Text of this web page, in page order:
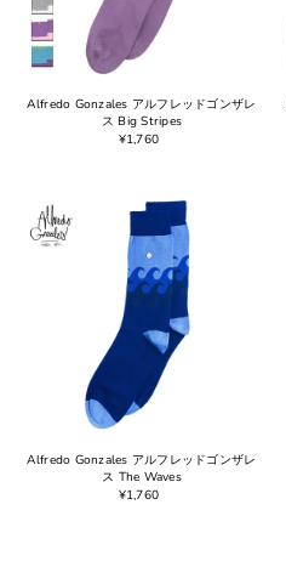
Alfredo Gonzales アルフレッドゴンザレ
ス Big Stripes
¥1,760
Alfredo Gonzales アルフレッドゴンザレ
ス The Waves
¥1,760